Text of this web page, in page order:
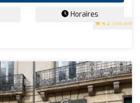
4.2 (188 avis)
Horaires